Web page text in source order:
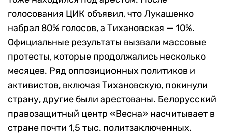
голосования ЦИК объявил, что Лукашенко
набрал 80% голосов, а Тихановская — 10%.
Официальные результаты вызвали массовые
протесты, которые продолжались несколько
месяцев. Ряд оппозиционных политиков и
активистов, включая Тихановскую, покинули
страну, другие были арестованы. Белорусский
правозащитный центр «Весна» насчитывает в
стране почти 1,5 тыс. политзаключенных.